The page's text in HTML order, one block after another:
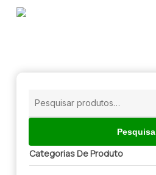
Skip
🔍
Pesquisa
Categorias De Produto